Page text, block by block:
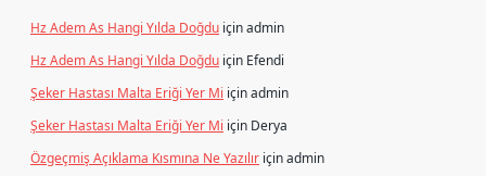
Hz Adem As Hangi Yılda Doğdu içinadmin
Hz Adem As Hangi Yılda Doğdu için Efendi
Şeker Hastası Malta Eriği Yer Mi içinadmin
Şeker Hastası Malta Eriği Yer Mi için Derya
Özgeçmiş Açıklama Kısmına Ne Yazılır içinadmin